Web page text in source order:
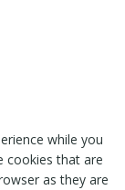
while you
cookies that are
as they are